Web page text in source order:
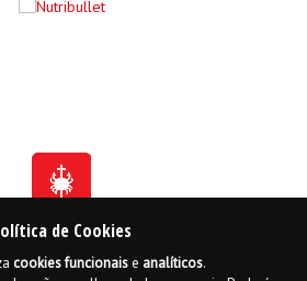
de Cookies
cookiesfuncionaise analíticos.
Fundada em 1941